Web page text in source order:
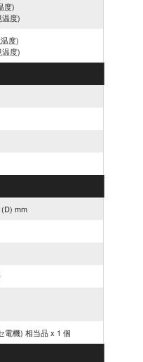
度)
度)
度)
度)
mm
電機) 相当品 x 1 個